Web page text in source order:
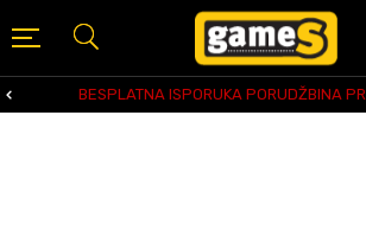
BESPLATNA ISPORUKA PORUDŽBINA